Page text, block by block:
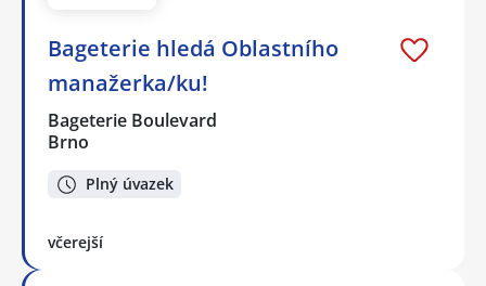
Bageterie hledá Oblastního
manažerka/ku!
Bageterie Boulevard
Brno
Plný úvazek
včerejší